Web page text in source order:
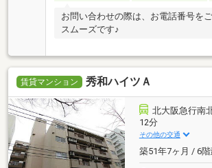
お問い合わせの際は、お電話番号を
スムーズです♪
賃貸マンション 秀和ハイツＡ
北大阪急行南
12分
その他の交通
築51年7ヶ月 / 6階